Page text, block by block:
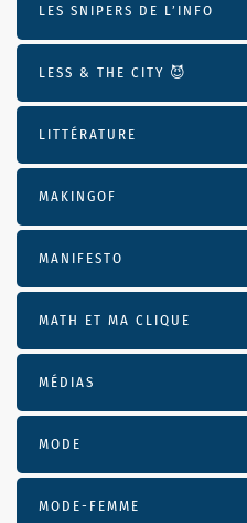
LES SNIPERS DE L’INFO
LESS & THE CITY 😈
LITTÉRATURE
MAKINGOF
MANIFESTO
MATH ET MA CLIQUE
MÉDIAS
MODE
MODE-FEMME